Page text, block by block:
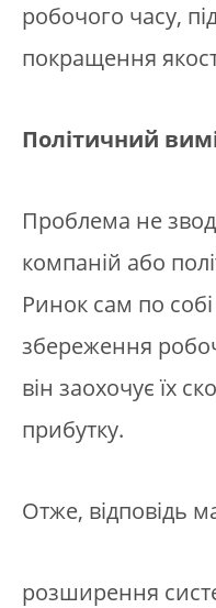
робочого часу,
покращення
Політичний
Проблема не
компаній або
Ринок сам по
збереження
він заохочує їх
прибутку.
Отже, відповідь
розширення